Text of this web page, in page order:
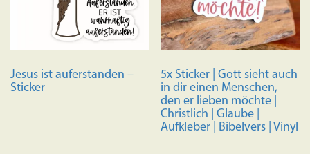
Jesus ist auferstanden –
Sticker
5x Sticker | Gott sieht auch
in dir einen Menschen,
den er lieben möchte |
Christlich | Glaube |
Aufkleber | Bibelvers | Vinyl